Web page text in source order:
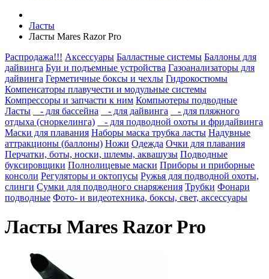
Ласты
Ласты Mares Razor Pro
Распродажа!!! Аксессуары Балластные системы Баллоны для
дайвинга Буи и подъемные устройства Газоанализаторы для
дайвинга Герметичные боксы и чехлы Гидрокостюмы
Компенсаторы плавучести и модульные системы
Компрессоры и запчасти к ним Компьютеры подводные
Ласты
- для бассейна - для дайвинга
- для пляжного
отдыха (сноркелинга)
- для подводной охоты и фридайвинга
Маски для плавания Наборы маска трубка ласты Надувные
аттракционы (баллоны) Ножи Одежда Очки для плавания
Перчатки, боты, носки, шлемы, аквашузы Подводные
буксировщики Полнолицевые маски Приборы и приборные
консоли Регуляторы и октопусы Ружья для подводной охоты,
слинги Сумки для подводного снаряжения Трубки Фонари
подводные Фото- и видеотехника, боксы, свет, аксессуары
Ласты Mares Razor Pro